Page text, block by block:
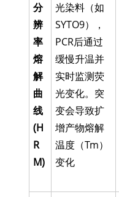
分
辨
率
熔
解
曲
线
(H
R
M)
光染料（如
SYTO9），
PCR后通过
缓慢升温并
实时监测荧
光变化。突
变会导致扩
增产物熔解
温度（Tm）
变化